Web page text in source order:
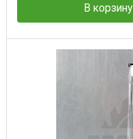
В корзину